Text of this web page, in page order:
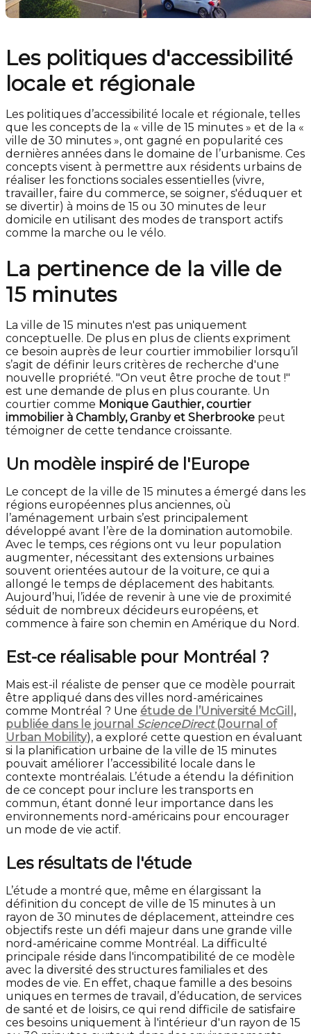
Les politiques d'accessibilité
locale et régionale
Les politiques d’accessibilité locale et régionale, telles
que les concepts de la « ville de 15 minutes » et de la «
ville de 30 minutes », ont gagné en popularité ces
dernières années dans le domaine de l’urbanisme. Ces
concepts visent à permettre aux résidents urbains de
réaliser les fonctions sociales essentielles (vivre,
travailler, faire du commerce, se soigner, s'éduquer et
se divertir) à moins de 15 ou 30 minutes de leur
domicile en utilisant des modes de transport actifs
comme la marche ou le vélo.
La pertinence de la ville de
15 minutes
La ville de 15 minutes n'est pas uniquement
conceptuelle. De plus en plus de clients expriment
ce besoin auprès de leur courtier immobilier lorsqu’il
s’agit de définir leurs critères de recherche d'une
nouvelle propriété. "On veut être proche de tout !"
est une demande de plus en plus courante. Un
courtier comme Monique Gauthier, courtier
immobilier à Chambly, Granby et Sherbrooke peut
témoigner de cette tendance croissante.
Un modèle inspiré de l'Europe
Le concept de la ville de 15 minutes a émergé dans les
régions européennes plus anciennes, où
l’aménagement urbain s’est principalement
développé avant l’ère de la domination automobile.
Avec le temps, ces régions ont vu leur population
augmenter, nécessitant des extensions urbaines
souvent orientées autour de la voiture, ce qui a
allongé le temps de déplacement des habitants.
Aujourd’hui, l’idée de revenir à une vie de proximité
séduit de nombreux décideurs européens, et
commence à faire son chemin en Amérique du Nord.
Est-ce réalisable pour Montréal ?
Mais est-il réaliste de penser que ce modèle pourrait
être appliqué dans des villes nord-américaines
comme Montréal ? Une étude de l’Université McGill,
publiée dans le journal ScienceDirect(Journal of
Urban Mobility), a exploré cette question en évaluant
si la planification urbaine de la ville de 15 minutes
pouvait améliorer l’accessibilité locale dans le
contexte montréalais. L’étude a étendu la définition
de ce concept pour inclure les transports en
commun, étant donné leur importance dans les
environnements nord-américains pour encourager
un mode de vie actif.
Les résultats de l'étude
L’étude a montré que, même en élargissant la
définition du concept de ville de 15 minutes à un
rayon de 30 minutes de déplacement, atteindre ces
objectifs reste un défi majeur dans une grande ville
nord-américaine comme Montréal. La difficulté
principale réside dans l'incompatibilité de ce modèle
avec la diversité des structures familiales et des
modes de vie. En effet, chaque famille a des besoins
uniques en termes de travail, d’éducation, de services
de santé et de loisirs, ce qui rend difficile de satisfaire
ces besoins uniquement à l'intérieur d'un rayon de 15